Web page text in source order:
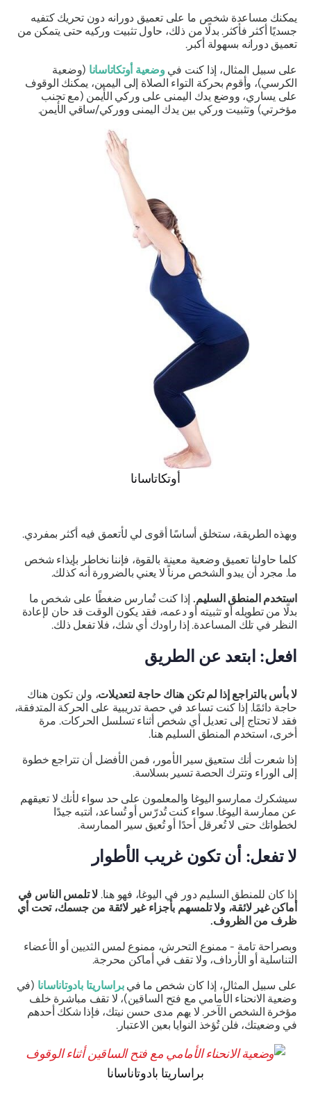
يمكنك مساعدة شخص ما على تعميق دورانه دون تحريك كتفيه
جسديًا أكثر فأكثر. بدلًا من ذلك، حاول تثبيت وركيه حتى يتمكن من
تعميق دورانه بسهولة أكبر.
على سبيل المثال، إذا كنت في وضعية أوتكاتاسانا(وضعية
الكرسي)، وأقوم بحركة التواء الصلاة إلى اليمين، يمكنك الوقوف
على يساري، ووضع يدك اليمنى على وركي الأيمن (مع تجنب
مؤخرتي) وتثبيت وركي بين يدك اليمنى ووركي/ساقي الأيمن.
أوتكاتاسانا
وبهذه الطريقة، ستخلق أساسًا أقوى لي لأتعمق فيه أكثر بمفردي.
كلما حاولنا تعميق وضعية معينة بالقوة، فإننا نخاطر بإيذاء شخص
ما. مجرد أن يبدو الشخص مرناً لا يعني بالضرورة أنه كذلك.
استخدم المنطق السليم.إذا كنت تُمارس ضغطًا على شخص ما
بدلًا من تطويله أو تثبيته أو دعمه، فقد يكون الوقت قد حان لإعادة
النظر في تلك المساعدة. إذا راودك أي شك،فلا تفعل ذلك.
افعل: ابتعد عن الطريق
لا بأس بالتراجع إذا لم تكن هناك حاجة لتعديلات، ولن تكون هناك
حاجة دائمًا. إذا كنت تساعد في حصة تدريبية على الحركة المتدفقة،
فقد لا تحتاج إلى تعديل أي شخص أثناء تسلسل الحركات. مرة
أخرى، استخدم المنطق السليم هنا.
إذا شعرت أنك ستعيق سير الأمور، فمن الأفضل أن تتراجع خطوة
إلى الوراء وتترك الحصة تسير بسلاسة.
سيشكرك ممارسو اليوغا والمعلمون على حد سواء لأنك لا تعيقهم
عن ممارسة اليوغا. سواء كنت تُدرّس أو تُساعد، انتبه جيدًا
لخطواتك حتى لا تُعرقل أحدًا أو تُعيق سير الممارسة.
لا تفعل: أن تكون غريب الأطوار
إذا كان للمنطق السليم دور في اليوغا، فهو هنا.لا تلمس الناس في
أماكن غير لائقة، ولا تلمسهم بأجزاء غير لائقة من جسمك، تحت أي
ظرف من الظروف.
وبصراحة تامة - ممنوع التحرش، ممنوع لمس الثديين أو الأعضاء
التناسلية أو الأرداف، ولا تقف في أماكن محرجة.
على سبيل المثال، إذا كان شخص ما في براساريتا بادوتاناسانا(في
وضعية الانحناء الأمامي مع فتح الساقين)، لا تقف مباشرة خلف
مؤخرة الشخص الآخر. لا يهم مدى حسن نيتك، فإذا شكك أحدهم
في وضعيتك، فلن تُؤخذ النوايا بعين الاعتبار.
براساريتا بادوتاناسانا